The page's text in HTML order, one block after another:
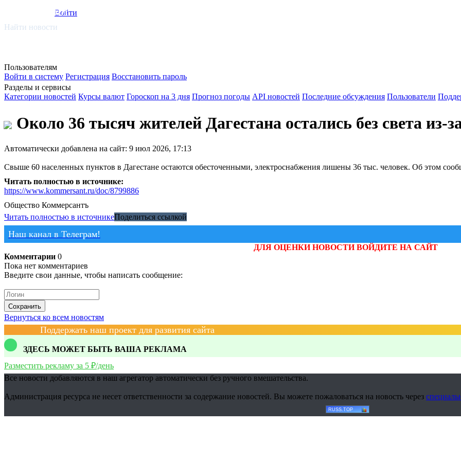
smi.mobi
Войти
Найти новости
Пользователям
Войти в систему Регистрация Восстановить пароль
Разделы и сервисы
Категории новостей Курсы валют Гороскоп на 3 дня Прогноз погоды API новостей Последние обсуждения Пользователи
Около 36 тысяч жителей Дагестана остались без света из-
Автоматически добавлена на сайт: 9 июл 2026, 17:13
Свыше 60 населенных пунктов в Дагестане остаются обесточенными, электроснабжения лишены 36 тыс. человек. Об этом
Читать полностью в источнике:
https://www.kommersant.ru/doc/8799886
Общество Коммерсантъ
Читать полностью в источникеПоделиться ссылкой
Наш канал в Телеграм!
ДЛЯ ОЦЕНКИ НОВОСТИ ВОЙДИТЕ НА САЙТ
Комментарии 0
Пока нет комментариев
Введите свои данные, чтобы написать сообщение:
Сохранить
Вернуться ко всем новостям
Поддержать наш проект для развития сайта
ЗДЕСЬ МОЖЕТ БЫТЬ ВАША РЕКЛАМА
Разместить рекламу за 5 ₽/день
Все новости добавляются в наш агрегатор автоматически без ручного вмешательства.
Администрация ресурса не несет ответственности за содержание новостей. Вы можете пожаловаться на новость через